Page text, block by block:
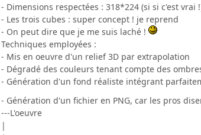
- Dimensions respectées : 318*224 (si si c'est vrai
- Les trois cubes : super concept ! je reprend
- On peut dire que je me suis laché !
Techniques employées :
- Mis en oeuvre d'un relief 3D par extrapolation
- Dégradé des couleurs tenant compte des
- Génération d'un fond réaliste intégrant
- Génération d'un fichier en PNG, car les pros
---L'oeuvre
|